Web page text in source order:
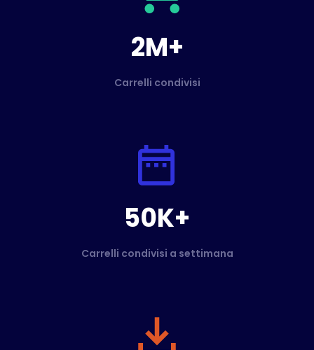
2M+
Carrelli condivisi
50K+
Carrelli condivisi a settimana